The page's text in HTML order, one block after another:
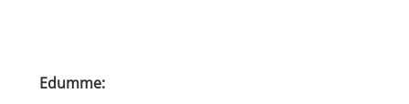
Edumme: